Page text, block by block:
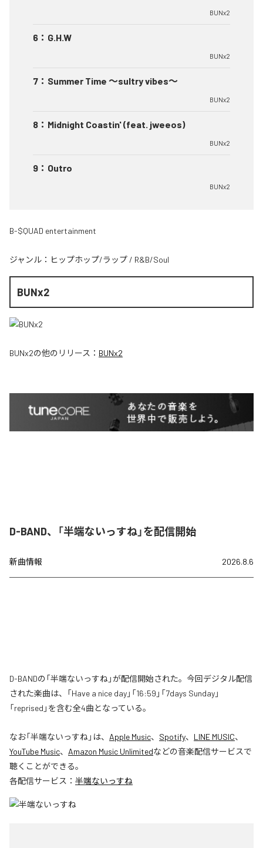
BUNx2
6 ： G.H.W
BUNx2
7 ： Summer Time 〜sultry vibes〜
BUNx2
8 ： Midnight Coastin' (feat. jweeos)
BUNx2
9 ： Outro
BUNx2
B-$QUAD entertainment
ジャンル： ヒップホップ/ラップ / R&B/Soul
BUNx2
BUNx2の他のリリース： BUNx2
D-BAND、「半端ないっすね」を配信開始
新曲情報 2026.8.6
D-BANDの「半端ないっすね」が配信開始された。今回デジタル配信
された楽曲は、「Have a nice day」「16:59」「7days Sunday」
「reprised」を含む全4曲となっている。
なお「半端ないっすね」は、 Apple Music、 Spotify、 LINE MUSIC、
YouTube Music、 Amazon Music Unlimitedなどの音楽配信サービスで
聴くことができる。
各配信サービス： 半端ないっすね